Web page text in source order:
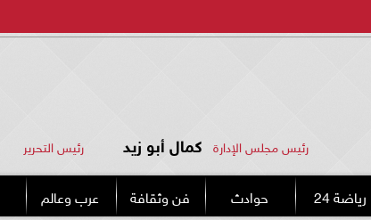
رئيس مجلس الإدارة كمال أبو زيد رئيس التحرير
رياضة 24 حوادث فن وثقافة عرب وعالم